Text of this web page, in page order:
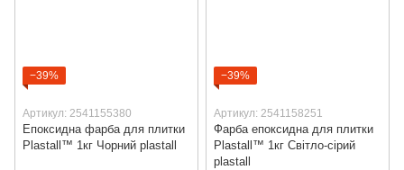
−39%
Артикул: 2541155380
Епоксидна фарба для плитки
Plastall™ 1кг Чорний plastall
−39%
Артикул: 2541158251
Фарба епоксидна для плитки
Plastall™ 1кг Світло-сірий
plastall